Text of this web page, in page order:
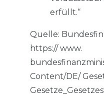
erfüllt.“
Quelle:
https:// www.
Content/DE/